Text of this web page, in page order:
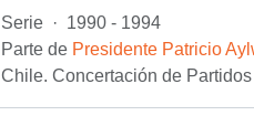
Serie · 1990 - 1994
Parte de Presidente Patricio
Chile. Concertación de